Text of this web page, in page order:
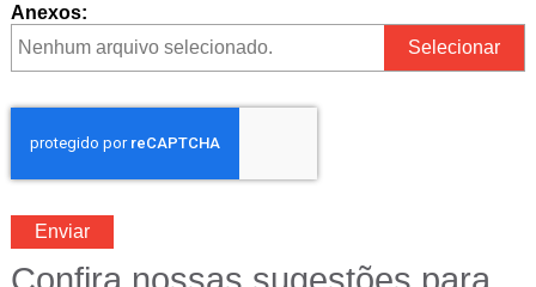
Anexos:
Nenhum arquivo selecionado.
Selecionar
Enviar